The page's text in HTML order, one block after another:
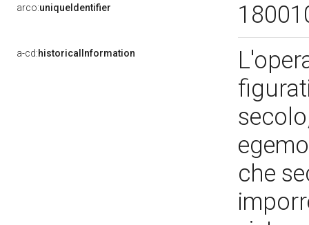
arco:uniqueIdentifier
a-cd:historicalInformation
che